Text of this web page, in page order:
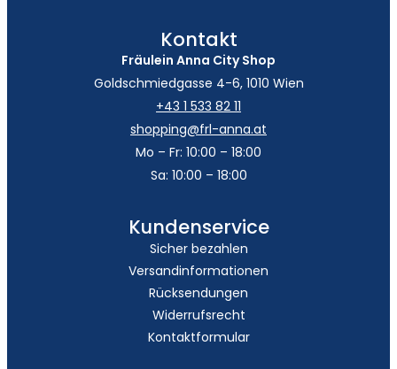
Kontakt
Fräulein Anna City Shop
Goldschmiedgasse 4-6, 1010 Wien
+43 1 533 82 11
shopping@frl-anna.at
Mo – Fr: 10:00 – 18:00
Sa: 10:00 – 18:00
Kundenservice
Sicher bezahlen
Versandinformationen
Rücksendungen
Widerrufsrecht
Kontaktformular